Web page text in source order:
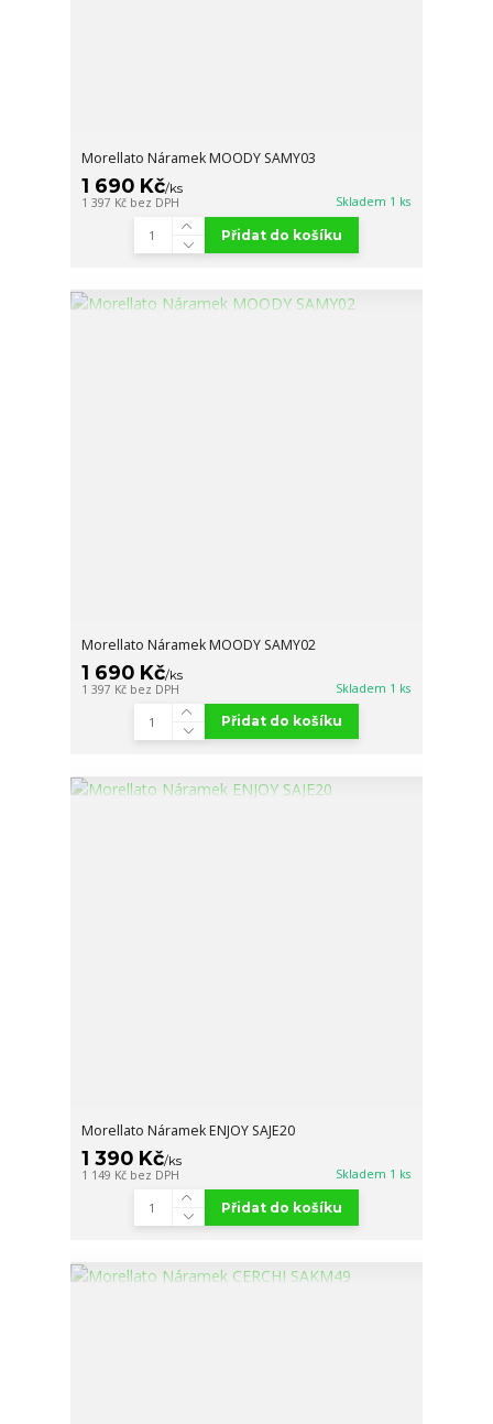
Morellato Náramek MOODY SAMY03
1 690 Kč/ks
1 397 Kč bez DPH Skladem 1 ks
Přidat do košíku
Morellato Náramek MOODY SAMY02
1 690 Kč/ks
1 397 Kč bez DPH Skladem 1 ks
Přidat do košíku
Morellato Náramek ENJOY SAJE20
1 390 Kč/ks
1 149 Kč bez DPH Skladem 1 ks
Přidat do košíku